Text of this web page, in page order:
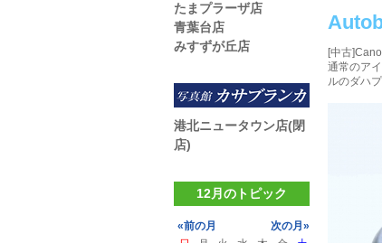
[中古
通常のア
ルのダハ
たまプラーザ店
青葉台店
みすずが丘店
港北ニュータウン店(閉
店)
12月のトピック
«前の月
次の月»